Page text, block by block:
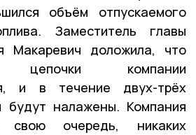
объём отпускаемого
Заместитель главы
Макаревич доложила, что
цепочки компании
и в течение двух-трёх
будут налажены. Компания
свою очередь, никаких